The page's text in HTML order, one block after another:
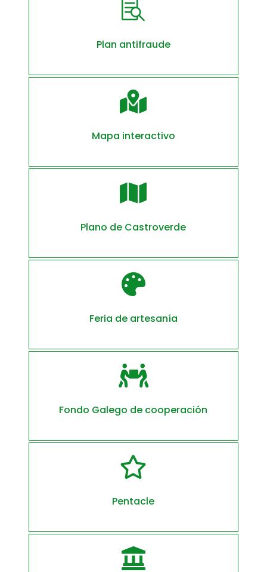

Plan antifraude

Mapa interactivo

Plano de Castroverde

Feria de artesanía

Fondo Galego de cooperación

Pentacle
